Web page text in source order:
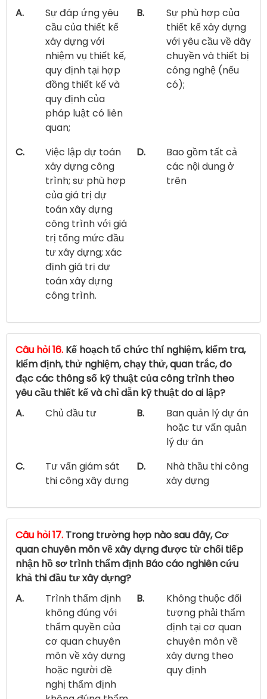
A.
Sự đáp ứng yêu
cầu của thiết kế
xây dựng với
nhiệm vụ thiết kế,
quy định tại hợp
đồng thiết kế và
quy định của
pháp luật có liên
quan;
B.
Sự phù hợp của
thiết kế xây dựng
với yêu cầu về dây
chuyền và thiết bị
công nghệ (nếu
có);
C.
Việc lập dự toán
xây dựng công
trình; sự phù hợp
của giá trị dự
toán xây dựng
công trình với giá
trị tổng mức đầu
tư xây dựng; xác
định giá trị dự
toán xây dựng
công trình.
D.
Bao gồm tất cả
các nội dung ở
trên
Câu hỏi 16. Kế hoạch tổ chức thí nghiệm, kiểm tra,
kiểm định, thử nghiệm, chạy thử, quan trắc, đo
đạc các thông số kỹ thuật của công trình theo
yêu cầu thiết kế và chỉ dẫn kỹ thuật do ai lập?
A.
Chủ đầu tư B.
Ban quản lý dự án
hoặc tư vấn quản
lý dự án
C.
Tư vấn giám sát
thi công xây dựng
D.
Nhà thầu thi công
xây dựng
Câu hỏi 17. Trong trường hợp nào sau đây, Cơ
quan chuyên môn về xây dựng được từ chối tiếp
nhận hồ sơ trình thẩm định Báo cáo nghiên cứu
khả thi đầu tư xây dựng?
A.
Trình thẩm định
không đúng với
thẩm quyền của
cơ quan chuyên
môn về xây dựng
hoặc người đề
nghị thẩm định
B.
Không thuộc đối
tượng phải thẩm
định tại cơ quan
chuyên môn về
xây dựng theo
quy định